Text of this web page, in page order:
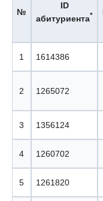
№
ID
абитуриента*
1 1614386
2 1265072
3 1356124
4 1260702
5 1261820